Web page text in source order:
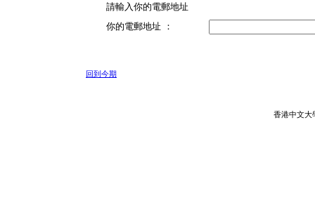
請輸入你的電郵地址
你的電郵地址 ：
回到今期
香港中文大